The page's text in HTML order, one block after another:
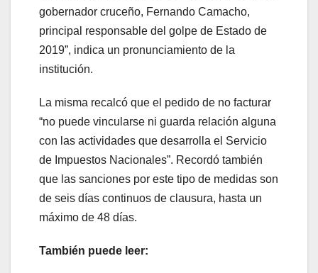
gobernador cruceño, Fernando Camacho,
principal responsable del golpe de Estado de
2019”, indica un pronunciamiento de la
institución.
La misma recalcó que el pedido de no facturar
“no puede vincularse ni guarda relación alguna
con las actividades que desarrolla el Servicio
de Impuestos Nacionales”. Recordó también
que las sanciones por este tipo de medidas son
de seis días continuos de clausura, hasta un
máximo de 48 días.
También puede leer: